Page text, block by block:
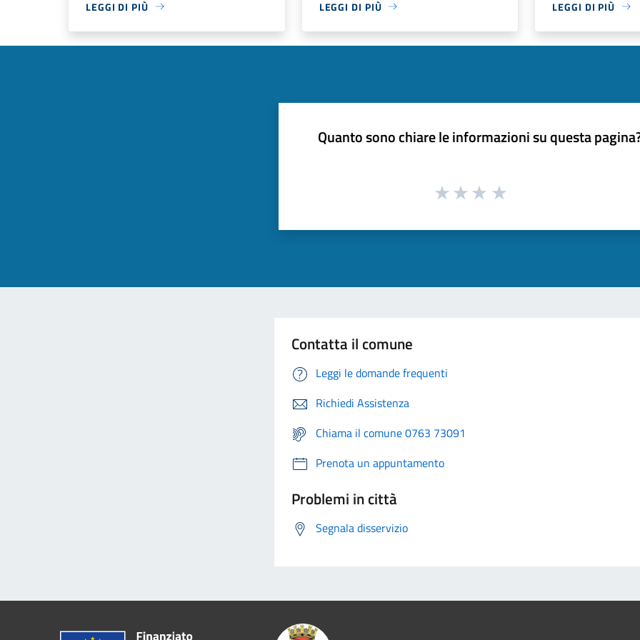
LEGGI DI PIÙ LEGGI DI PIÙ LEGGI DI PIÙ
Quanto sono chiare le informazioni su questa
Contatta il comune
Leggi le domande frequenti
Richiedi Assistenza
Chiama il comune 0763 73091
Prenota un appuntamento
Problemi in città
Segnala disservizio